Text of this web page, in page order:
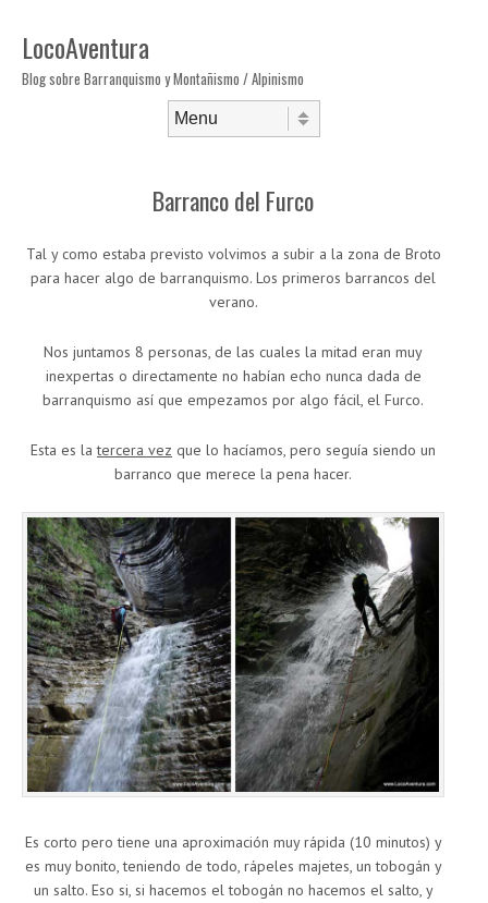
LocoAventura
Blog sobre Barranquismo y Montañismo / Alpinismo
Barranco del Furco
Tal y como estaba previsto volvimos a subir a la zona de Broto
para hacer algo de barranquismo. Los primeros barrancos del
verano.
Nos juntamos 8 personas, de las cuales la mitad eran muy
inexpertas o directamente no habían echo nunca dada de
barranquismo así que empezamos por algo fácil, el Furco.
Esta es latercera vez que lo hacíamos, pero seguía siendo un
barranco que merece la pena hacer.
Es corto pero tiene una aproximación muy rápida (10 minutos) y
es muy bonito, teniendo de todo, rápeles majetes, un tobogán y
un salto. Eso si, si hacemos el tobogán no hacemos el salto, y